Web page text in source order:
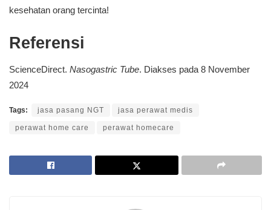
kesehatan orang tercinta!
Referensi
ScienceDirect. Nasogastric Tube. Diakses pada 8 November
2024
Tags: jasa pasang NGT jasa perawat medis
perawat home care perawat homecare